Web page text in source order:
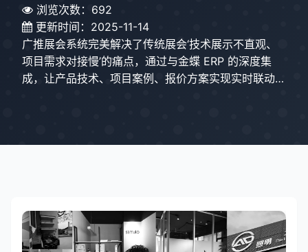
浏览次数：692
更新时间：2025-11-14
广推展会系统完美解决了传统展会‘技术展示不直观、
项目需求对接慢’的痛点，通过与金蝶 ERP 的深度集
成，让产品技术、项目案例、报价方案实现实时联动，